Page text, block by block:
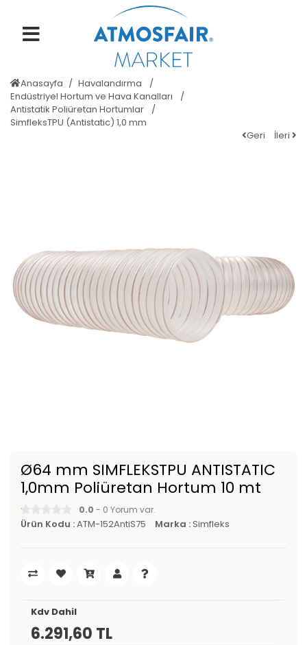
Anasayfa
Havalandırma
Endüstriyel Hortum ve Hava Kanalları
Antistatik Poliüretan Hortumlar
SimfleksTPU (Antistatic) 1,0 mm
Geri
İleri
Ø64 mm SIMFLEKSTPU ANTISTATIC
1,0mm Poliüretan Hortum 10 mt
0.0 - 0 Yorum var.
Ürün Kodu :ATM-152AntiS75 Marka :Simfleks
Kdv Dahil
6.291,60 TL